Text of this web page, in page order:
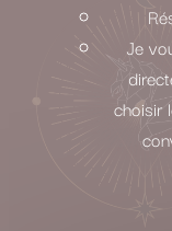
Je
choisir